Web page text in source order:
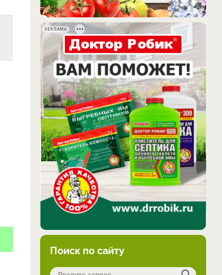
РЕКЛАМА
Поиск по сайту